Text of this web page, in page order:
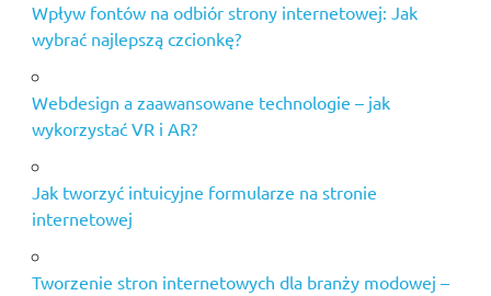
Wpływ fontów na odbiór strony internetowej: Jak
wybrać najlepszą czcionkę?
Webdesign a zaawansowane technologie – jak
wykorzystać VR i AR?
Jak tworzyć intuicyjne formularze na stronie
internetowej
Tworzenie stron internetowych dla branży modowej –